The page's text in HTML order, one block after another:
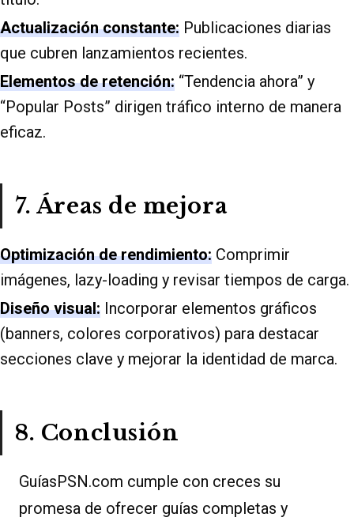
Actualización constante: Publicaciones diarias
que cubren lanzamientos recientes.
Elementos de retención: “Tendencia ahora” y
“Popular Posts” dirigen tráfico interno de manera
eficaz.
7. Áreas de mejora
Optimización de rendimiento: Comprimir
imágenes, lazy-loading y revisar tiempos de carga.
Diseño visual: Incorporar elementos gráficos
(banners, colores corporativos) para destacar
secciones clave y mejorar la identidad de marca.
8. Conclusión
GuíasPSN.com cumple con creces su
promesa de ofrecer guías completas y